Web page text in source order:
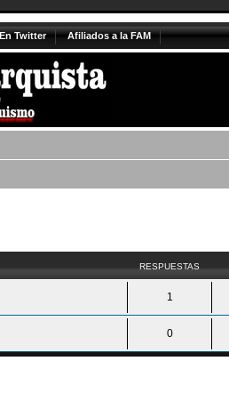
Twitter Afiliados a la FAM
RESPUESTAS
1
0